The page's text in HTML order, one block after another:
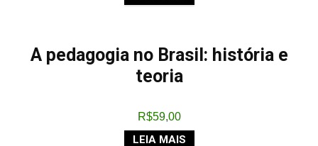
A pedagogia no Brasil: história e
teoria
R$59,00
LEIA MAIS